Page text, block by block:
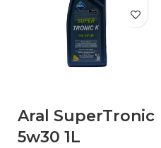
Aral SuperTronic
5w30 1L